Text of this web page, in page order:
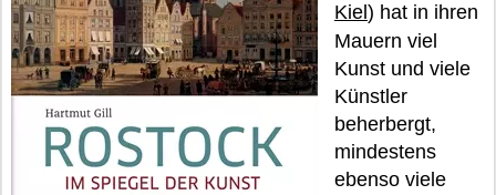
Kiel ) hat in ihren
Mauern viel
Kunst und viele
Künstler
beherbergt,
mindestens
ebenso viele